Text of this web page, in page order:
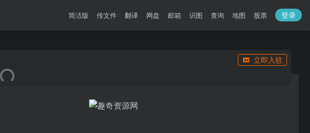
简洁版 传文件 翻译 网盘 邮箱 识图 查询 地图 股票 登录
立即入驻